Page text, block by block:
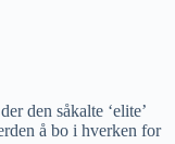
den såkalte ‘elite’
å bo i hverken for